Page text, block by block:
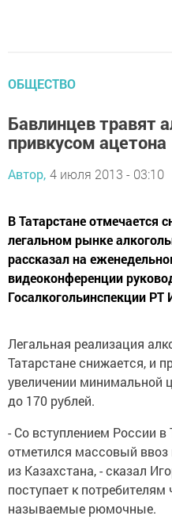
ОБЩЕСТВО
Бавлинцев травят
привкусом ацетона
Автор, 4 июля 2013 - 03:10
В Татарстане отмечается
легальном рынке
рассказал на
видеоконференции
Госалкогольинспекции
Легальная реализация
Татарстане снижается, и
увеличении минимальной
до 170 рублей.
- Со вступлением России
отметился массовый ввоз
из Казахстана, - сказал
поступает к потребителям
называемые рюмочные.